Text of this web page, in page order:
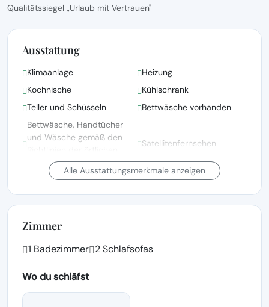
Qualitätssiegel „Urlaub mit Vertrauen"
Ausstattung
Klimaanlage
Heizung
Kochnische
Kühlschrank
Teller und Schüsseln
Bettwäsche vorhanden
Bettwäsche, Handtücher
und Wäsche gemäß den
Behörden gewaschen
Satellitenfernsehen
Fernsehen Balkon
Grillen
Ruhiger Blick auf die
Alle Ausstattungsmerkmale anzeigen
Zimmer
1 Badezimmer 2 Schlafsofas
Wo du schläfst